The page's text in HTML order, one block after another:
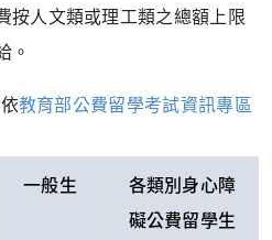
按人文類或理工類之總額上限
。
教育部公費留學考試資訊專區
一般生
各類別身心障
礙公費留學生